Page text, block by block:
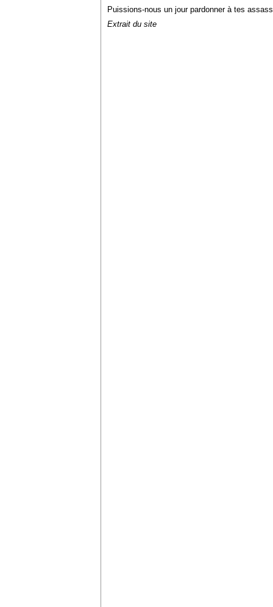
Puissions-nous un jour pardonner à tes
Extrait du site